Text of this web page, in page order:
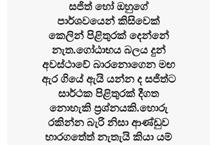
සජිත් හෝ ඔහුගේ
පාර්ශවයෙන් කිසිවෙක්
කෙලින් පිළිතුරක් දෙන්නේ
නැත.ගෝඨාභය බලය දුන්
අවස්ථාවේ බාරනොගෙන මඟ
ඇර ගියේ ඇයි යන්න ද සජිත්ට
සාර්ථක පිළිතුරක් දීගත
නොහැකි ප්‍රශ්නයකි.හොරු
රකින්න බැරි නිසා ආණ්ඩුව
භාරගත්‍තේ නැතැයි කියා යම්